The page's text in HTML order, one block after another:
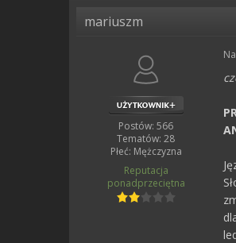
mariuszm
Postów: 566
Tematów: 28
Płeć: Mężczyzna
Reputacja
ponadprzeciętna